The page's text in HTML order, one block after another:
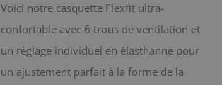
Voici notre casquette Flexfit ultra-
confortable avec 6 trous de ventilation et
un réglage individuel en élasthanne pour
un ajustement parfait à la forme de la